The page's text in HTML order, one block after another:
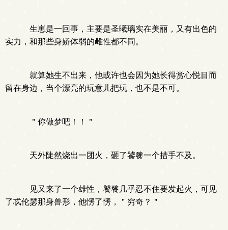
生崽是一回事，主要是圣曦璃实在美丽，又有出色的
实力，和那些身娇体弱的雌性都不同。
就算她生不出来，他或许也会因为她长得赏心悦目而
留在身边，当个漂亮的玩意儿把玩，也不是不可。
＂你做梦吧！！＂
天外陡然烧出一团火，砸了饕餮一个措手不及。
见又来了一个雄性，饕餮几乎忍不住要发起火，可见
了忒伦瑟那身兽形，他愣了愣，＂穷奇？＂